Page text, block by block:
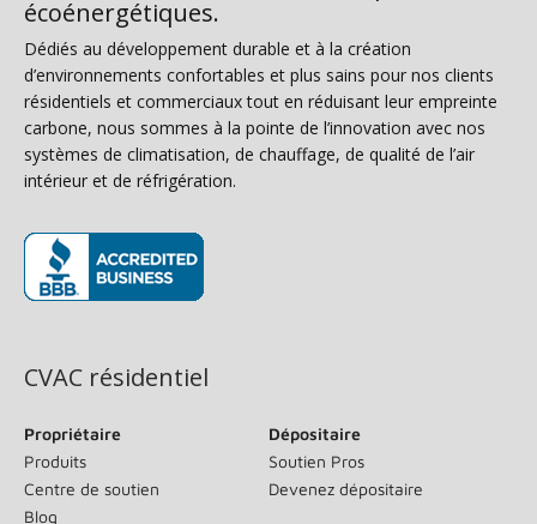
écoénergétiques.
Dédiés au développement durable et à la création
d’environnements confortables et plus sains pour nos clients
résidentiels et commerciaux tout en réduisant leur empreinte
carbone, nous sommes à la pointe de l’innovation avec nos
systèmes de climatisation, de chauffage, de qualité de l’air
intérieur et de réfrigération.
CVAC résidentiel
Propriétaire
Produits
Centre de soutien
Blog
Dépositaire
Soutien Pros
Devenez dépositaire